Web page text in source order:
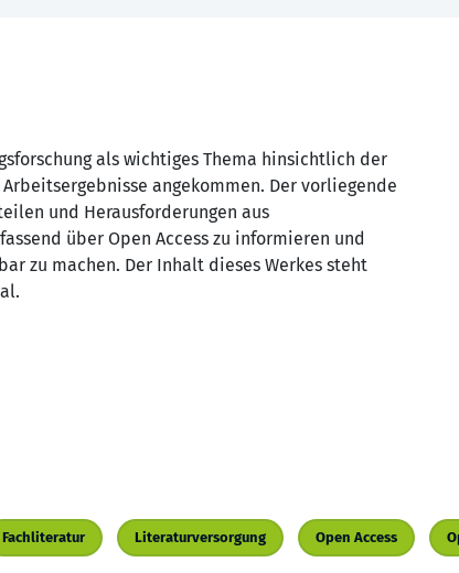
als wichtiges Thema hinsichtlich der
angekommen. Der vorliegende
und Herausforderungen aus
über Open Access zu informieren und
zu machen. Der Inhalt dieses Werkes steht
Fachliteratur Literaturversorgung Open Access